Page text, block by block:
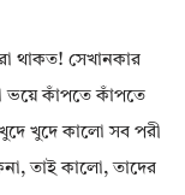
থাকত! সেখানকার
ভয়ে কাঁপতে কাঁপতে
খুদে কালো সব পরী
তাই কালো, তাদের